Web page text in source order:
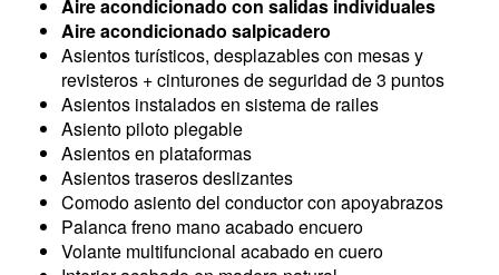
Aire acondicionado con salidas individuales
Aire acondicionado salpicadero
Asientos turísticos, desplazables con mesas y
revisteros + cinturones de seguridad de 3 puntos
Asientos instalados en sistema de railes
Asiento piloto plegable
Asientos en plataformas
Asientos traseros deslizantes
Comodo asiento del conductor con apoyabrazos
Palanca freno mano acabado encuero
Volante multifuncional acabado en cuero